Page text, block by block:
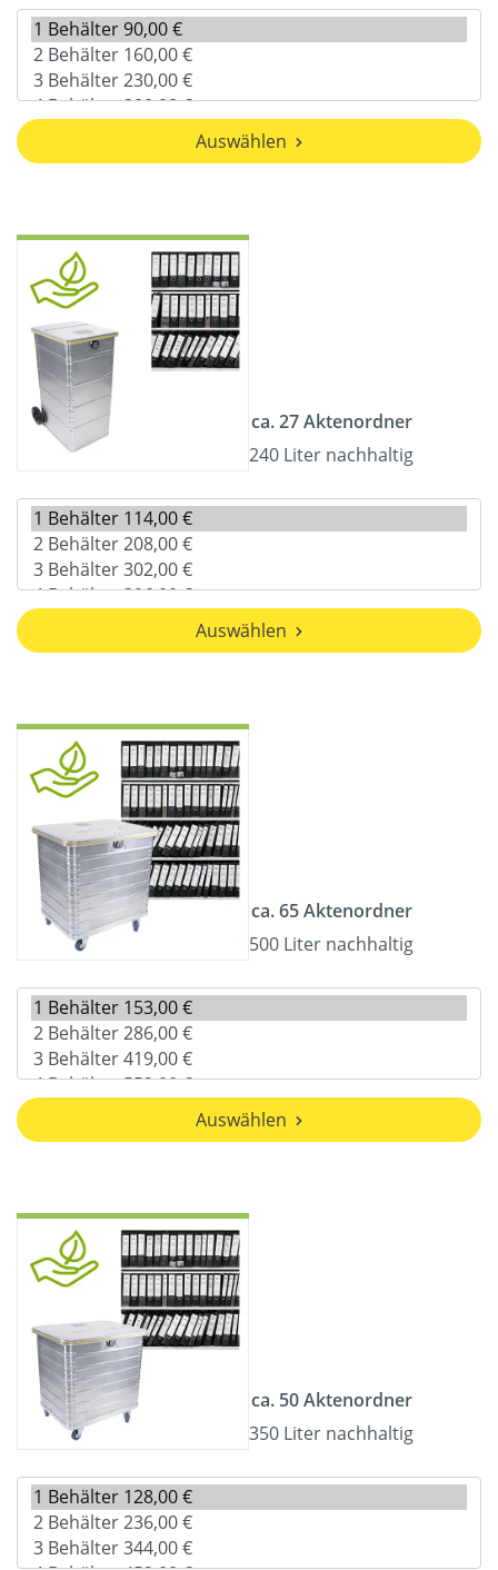
Auswählen
ca. 27 Aktenordner
240 Liter nachhaltig
Auswählen
ca. 65 Aktenordner
500 Liter nachhaltig
Auswählen
ca. 50 Aktenordner
350 Liter nachhaltig